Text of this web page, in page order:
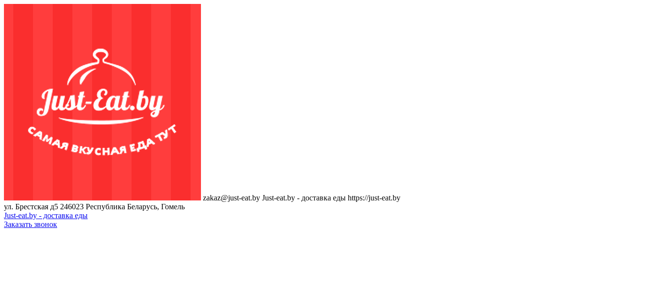
zakaz@just-eat.by Just-eat.by - доставка еды https://just-eat.by
ул. Брестская д5 246023 Республика Беларусь, Гомель
Just-eat.by - доставка еды
Заказать звонок